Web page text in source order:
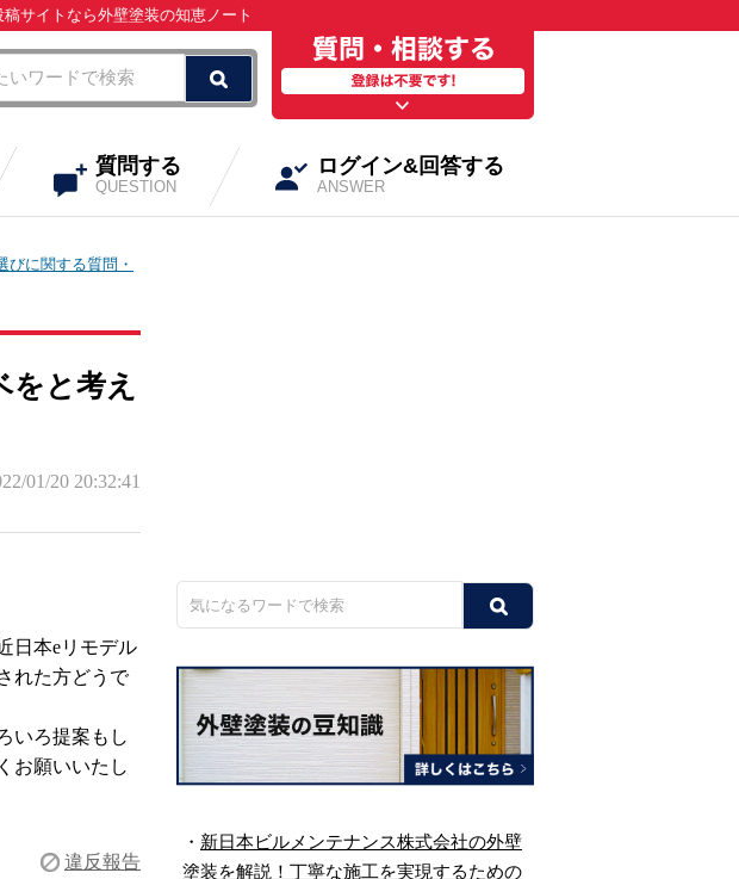
サイトなら外壁塗装の知恵ノート
質問する
QUESTION
ログイン&回答する
ANSWER
びに関する質問・
と考え
01/20 20:32:41
日本eリモデル
れた方どうで
いろ提案もし
お願いいたし
違反報告
・ 新日本ビルメンテナンス株式会社の外壁
塗装を解説！丁寧な施工を実現するための